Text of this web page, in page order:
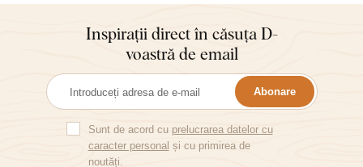
Inspirații direct în căsuța D-
voastră de email
Abonare
Sunt de acord cu prelucrarea datelor cu
caracter personal și cu primirea de
noutăți.